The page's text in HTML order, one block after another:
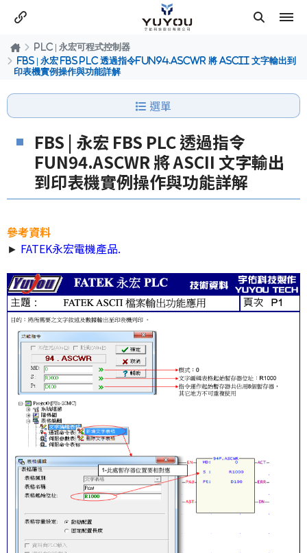
PLC | 永宏可程式控制器
FBS | 永宏 FBS PLC 透過指令FUN94.ASCWR 將 ASCII 文字輸出到
印表機實例操作與功能詳解
選單
FBS | 永宏 FBS PLC 透過指令
FUN94.ASCWR 將 ASCII 文字輸出
到印表機實例操作與功能詳解
參考資料
► FATEK永宏電機產品.